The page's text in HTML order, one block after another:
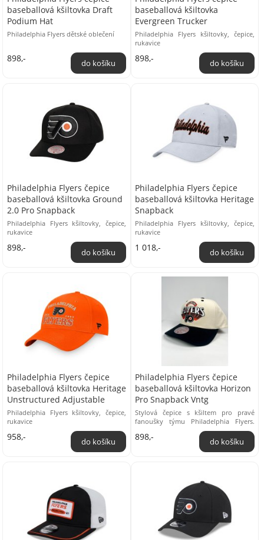
baseballová kšiltovka Draft
Podium Hat
Philadelphia Flyers dětské oblečení
898,-
baseballová kšiltovka
Evergreen Trucker
Philadelphia Flyers kšiltovky, čepice,
rukavice
898,-
Philadelphia Flyers čepice
baseballová kšiltovka Ground
2.0 Pro Snapback
Philadelphia Flyers kšiltovky, čepice,
rukavice
898,-
Philadelphia Flyers čepice
baseballová kšiltovka Heritage
Snapback
Philadelphia Flyers kšiltovky, čepice,
rukavice
1 018,-
Philadelphia Flyers čepice
baseballová kšiltovka Heritage
Unstructured Adjustable
Philadelphia Flyers kšiltovky, čepice,
rukavice
958,-
Philadelphia Flyers čepice
baseballová kšiltovka Horizon
Pro Snapback Vntg
Stylová čepice s kšiltem pro pravé
fanoušky týmu Philadelphia Flyers.
Tato čepice je ideálním doplňkem pro
každého, ...
898,-